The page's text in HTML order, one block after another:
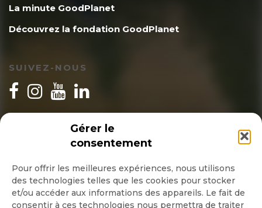
Gérer le
consentement
Pour offrir les meilleures expériences, nous utilisons
des technologies telles que les cookies pour stocker
et/ou accéder aux informations des appareils. Le fait de
consentir à ces technologies nous permettra de traiter
La minute GoodPlanet
Découvrez la fondation GoodPlanet
SUIVEZ-NOUS
INSCRIPTION NEWSLETTER
Quotidienne